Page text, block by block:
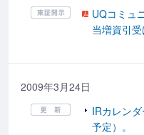
UQコミュ
当増資引受
2009年3月24日
IRカレン
予定）。